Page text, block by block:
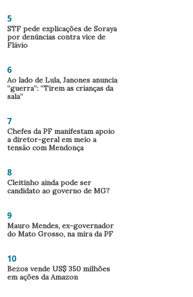
5
STF pede explicações de Soraya
por denúncias contra vice de
Flávio
6
Ao lado de Lula, Janones anuncia
“guerra”: “Tirem as crianças da
sala”
7
Chefes da PF manifestam apoio
a diretor-geral em meio a
tensão com Mendonça
8
Cleitinho ainda pode ser
candidato ao governo de MG?
9
Mauro Mendes, ex-governador
do Mato Grosso, na mira da PF
10
Bezos vende US$ 350 milhões
em ações da Amazon